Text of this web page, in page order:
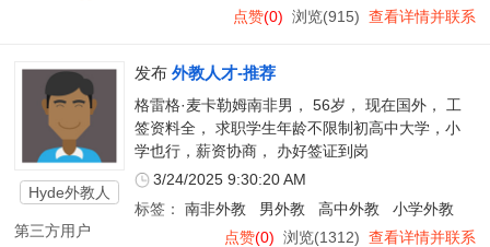
点赞(0) 浏览(915) 查看详情并联系
Hyde外教人
第三方用户
发布 外教人才-推荐
格雷格·麦卡勒姆南非男， 56岁， 现在国外， 工
签资料全， 求职学生年龄不限制初高中大学，小
学也行，薪资协商， 办好签证到岗
3/24/2025 9:30:20 AM
标签： 南非外教 男外教 高中外教
小学外教
点赞(0) 浏览(1312) 查看详情并联系